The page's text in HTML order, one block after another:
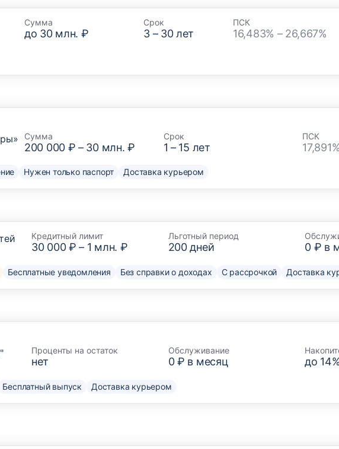
Сумма
до 30 млн. ₽
Срок
3– 30лет
ПСК
16,483% – 26,667%
Сумма
200 000 ₽ – 30 млн. ₽
Срок
1 – 15 лет
ПСК
Нужен только паспорт Доставка курьером
Кредитный лимит
30 000 ₽ – 1 млн. ₽
Льготный период
200дней 0 ₽ в
Бесплатные уведомления Без справки о доходах С рассрочкой Доставка
Проценты на остаток
нет
Обслуживание
0 ₽ в месяц до
Бесплатный выпуск Доставка курьером